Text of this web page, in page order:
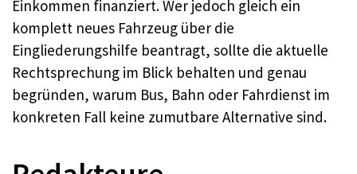
Einkommen finanziert. Wer jedoch gleich ein
komplett neues Fahrzeug über die
Eingliederungshilfe beantragt, sollte die aktuelle
Rechtsprechung im Blick behalten und genau
begründen, warum Bus, Bahn oder Fahrdienst im
konkreten Fall keine zumutbare Alternative sind.